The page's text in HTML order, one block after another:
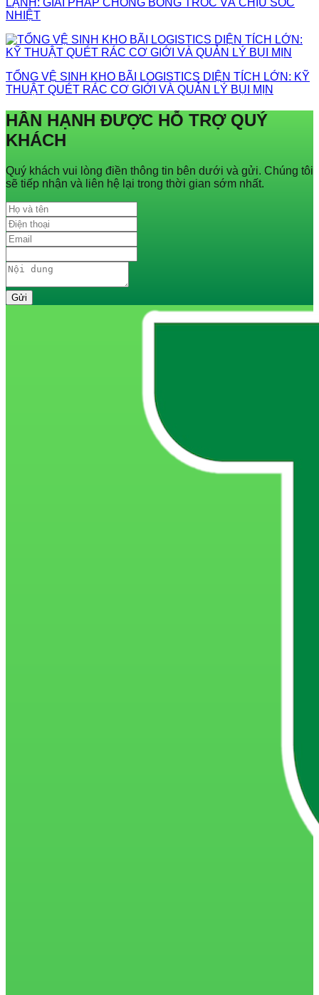
LẠNH: GIẢI PHÁP CHỐNG BONG TRÓC VÀ CHỊU SỐC
NHIỆT
TỔNG VỆ SINH KHO BÃI LOGISTICS DIỆN TÍCH LỚN: KỸ
THUẬT QUÉT RÁC CƠ GIỚI VÀ QUẢN LÝ BỤI MỊN
HÂN HẠNH ĐƯỢC HỖ TRỢ QUÝ
KHÁCH
Quý khách vui lòng điền thông tin bên dưới và gửi. Chúng tôi
sẽ tiếp nhận và liên hệ lại trong thời gian sớm nhất.
Gửi